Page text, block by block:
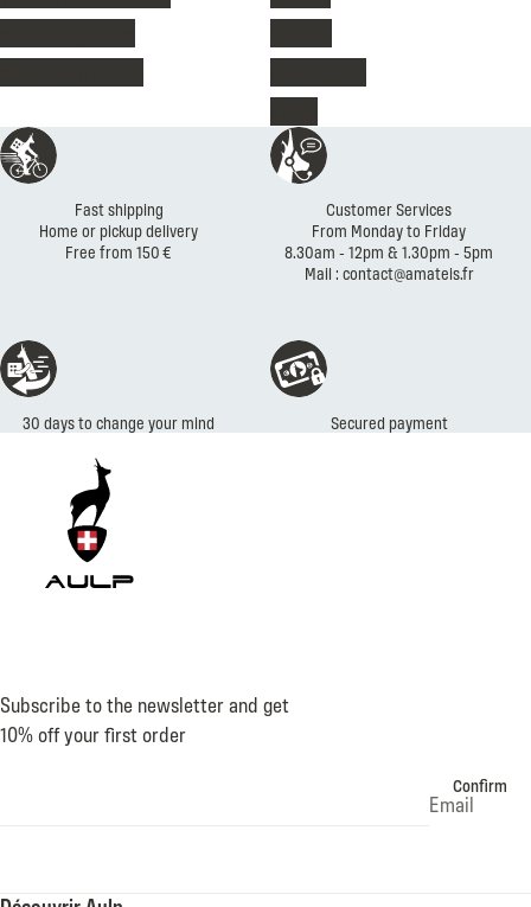
Reassurances
Fast shipping
Home or pickup delivery
Free from 150 €
Customer Services
From Monday to Friday
8.30am - 12pm & 1.30pm - 5pm
Mail : contact@amateis.fr
Secured payment
Subscribe to the newsletter and get
10% off your first order
Email
Confirm